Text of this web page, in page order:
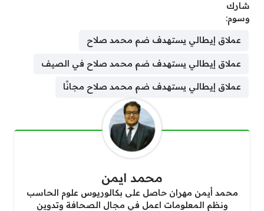
شارك
وسوم:
عملاق إيطالي يستهدف ضم محمد صلاح
عملاق إيطالي يستهدف ضم محمد صلاح في الصيف
عملاق إيطالي يستهدف ضم محمد صلاح مجانًا
محمد ايمن
محمد أيمن مهران حاصل على بكالوريوس علوم الحاسب
ونظم المعلومات اعمل في مجال الصحافة وتدوين